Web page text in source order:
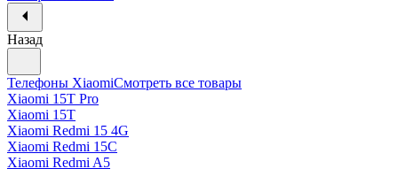
Назад
Телефоны XiaomiСмотреть все товары
Xiaomi 15T Pro
Xiaomi 15T
Xiaomi Redmi 15 4G
Xiaomi Redmi 15C
Xiaomi Redmi A5